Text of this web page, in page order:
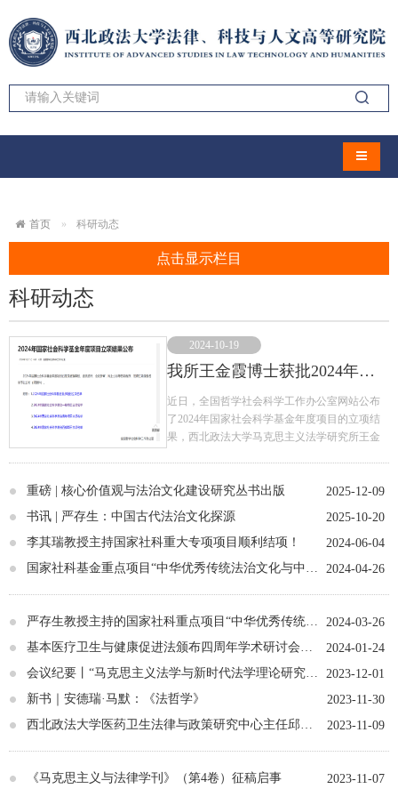
导航切
首页 科研动态
点击显示栏目
科研动态
2024-10-19
我所王金霞博士获批2024年国家社科一般项目！
近日，全国哲学社会科学工作办公室网站公布
了2024年国家社会科学基金年度项目的立项结
果，西北政法大学马克思主义法学研究所王金
据悉，这是近年来西北政法大学马克思主义法
学研究所成员取得的第四项专门研究马克思主
义法学的国家社科立项，前三项分别为邱昭继
教授主持的“当代英美马克思主义法律思想研
究”（11XFX017）、“当代国外马克思主义法学
授主持的“20世纪日本马克思主义法学发展史研
究”（23BFX208）。此外，还有李其瑞教授主
观与法治文化建设研究”（17VHJ005）,严存生
教授主持国家社科重点项目的“中华优秀传统法
与马克思主义法学研究具有紧密联系的立项。
西北政法大学马克思主义法学研究所目前运营
主义与法律学刊》（目前每年出版两卷），具
重磅 | 核心价值观与法治文化建设研究丛书出版
2025-12-09
书讯 | 严存生：中国古代法治文化探源
2025-10-20
李其瑞教授主持国家社科重大专项项目顺利结项！
2024-06-04
2024-04-26
2024-03-26
2024-01-24
2023-12-01
新书｜安德瑞·马默：《法哲学》
2023-11-30
2023-11-09
《马克思主义与法律学刊》（第4卷）征稿启事
2023-11-07